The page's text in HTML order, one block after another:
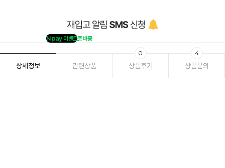
Npay 이벤트준비중
상세정보 관련상품 상품후기
0
상품문의
4